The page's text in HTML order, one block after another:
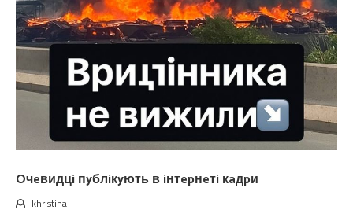
Oчeвидцi пyблiкyють в iнтepнeтi кaдpи
khristina